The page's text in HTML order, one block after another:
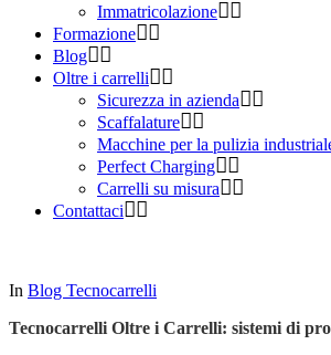
Immatricolazione
Formazione
Blog
Oltre i carrelli
Sicurezza in azienda
Scaffalature
Macchine per la pulizia
Perfect Charging
Carrelli su misura
Contattaci
In Blog Tecnocarrelli
Tecnocarrelli Oltre i Carrelli: sistemi di